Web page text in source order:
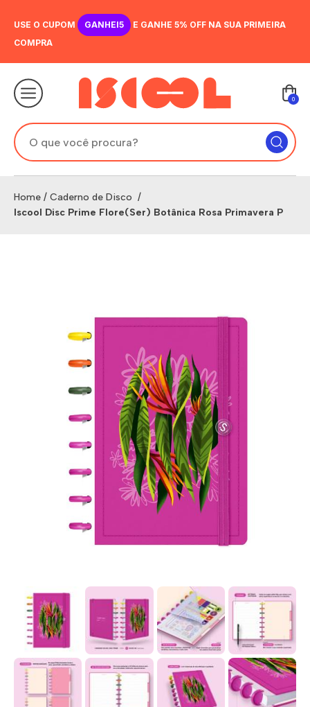
USE O CUPOM GANHEI5
E GANHE 5% OFF NA SUA PRIMEIRA
COMPRA
0
Home / Caderno de Disco /
Iscool Disc Prime Flore(Ser) Botânica Rosa Primavera P